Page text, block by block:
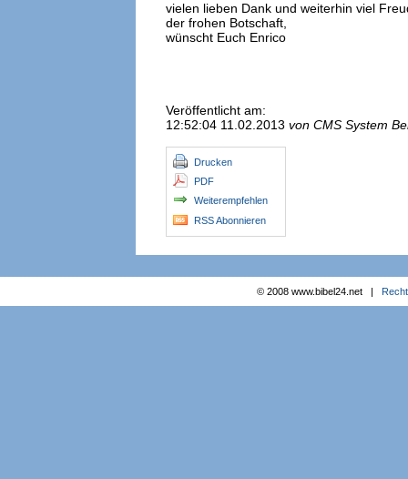
vielen lieben Dank und weiterhin viel
der frohen Botschaft,
wünscht Euch Enrico
Veröffentlicht am:
12:52:04 11.02.2013 von CMS System
Drucken
PDF
Weiterempfehlen
RSS Abonnieren
© 2008 www.bibel24.net |